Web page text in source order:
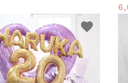
favorite